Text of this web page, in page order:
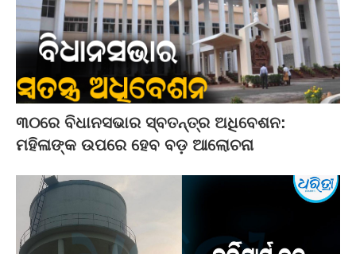
୩୦ରେ ବିଧାନସଭାର ସ୍ବତନ୍ତ୍ର ଅଧିବେଶନ:
ମହିଳାଙ୍କ ଉପରେ ହେବ ବଡ଼ ଆଲୋଚନା